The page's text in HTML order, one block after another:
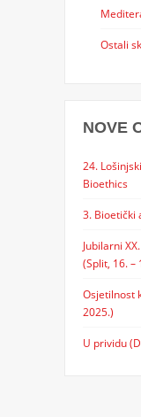
Ostali
NOVE
24.
Bioethics
3. Bioetički
Jubilarni
(Split, 16. –
Osjetilnost
2025.)
U prividu